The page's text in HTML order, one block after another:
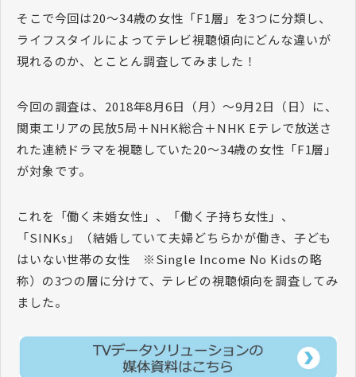
そこで今回は20～34歳の女性「F1層」を3つに分類し、
ライフスタイルによってテレビ視聴傾向にどんな違いが
現れるのか、とことん調査してみました！
今回の調査は、2018年8月6日（月）～9月2日（日）に、
関東エリアの民放5局＋NHK総合＋NHK Eテレで放送さ
れた連続ドラマを視聴していた20～34歳の女性「F1層」
が対象です。
これを「働く未婚女性」、「働く子持ち女性」、
「SINKs」（結婚していて夫婦どちらかが働き、子ども
はいない世帯の女性 ※Single Income No Kidsの略
称）の3つの層に分けて、テレビの視聴傾向を調査してみ
ました。